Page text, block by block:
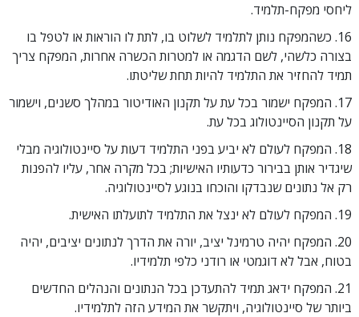
ליחסי מפקח-תלמיד.
16. כשהמפקח נותן לתלמיד לשלוט בו, לתת לו הוראות או לטפל בו
בצורה כלשהי, לשם הדגמה או למטרות הכשרה אחרות, המפקח צריך
תמיד להחזיר את התלמיד להיות תחת שליטתו.
17. המפקח ישמור בכל עת על תקנון האודיטור במהלך סשנים, וישמור
על תקנון הסיינטולוג בכל עת.
18. המפקח לעולם לא יביע בפני התלמיד דעות על סיינטולוגיה מבלי
שיגדיר אותן בבירור כדעותיו האישיות; בכל מקרה אחר, עליו להפנות
רק אל נתונים שנבדקו והוכחו בנוגע לסיינטולוגיה.
19. המפקח לעולם לא ינצל את התלמיד לתועלתו האישית.
20. המפקח יהיה טרמינל יציב, יורה את הדרך לנתונים יציבים, יהיה
בטוח, אבל לא דוגמטי או רודני כלפי תלמידיו.
21. המפקח ידאג תמיד להתעדכן בכל הנתונים והנהלים החדשים
ביותר של סיינטולוגיה, ויתקשר את המידע הזה לתלמידיו.